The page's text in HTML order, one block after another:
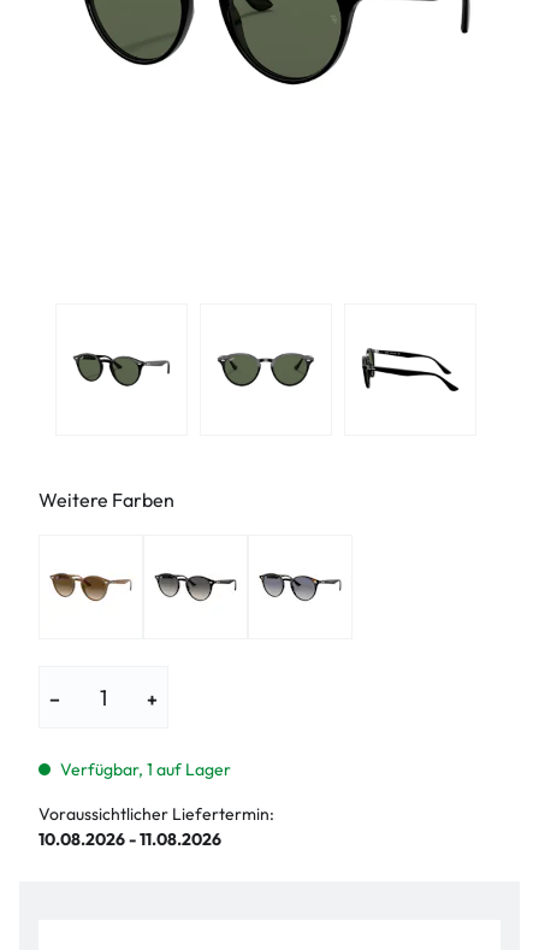
Weitere Farben
− +
Verfügbar, 1 auf Lager
Voraussichtlicher Liefertermin:
10.08.2026 - 11.08.2026